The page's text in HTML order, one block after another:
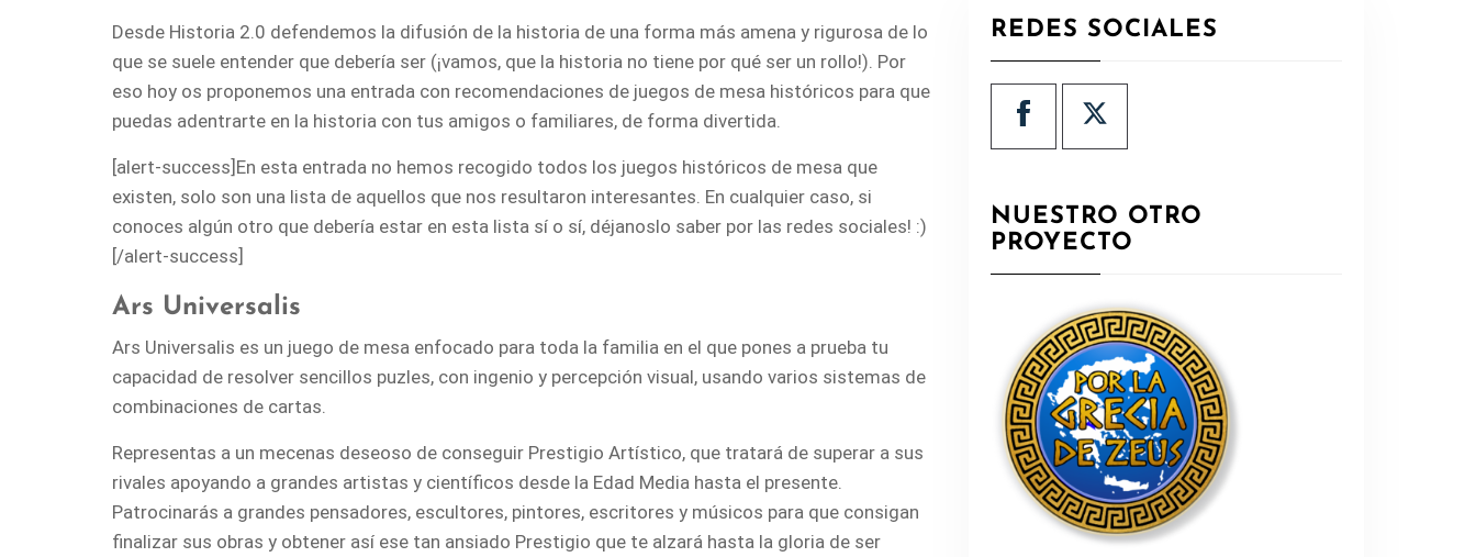
Desde Historia 2.0 defendemos la difusión de la historia de una forma más amena y rigurosa de lo
que se suele entender que debería ser (¡vamos, que la historia no tiene por qué ser un rollo!). Por
eso hoy os proponemos una entrada con recomendaciones de juegos de mesa históricos para que
puedas adentrarte en la historia con tus amigos o familiares, de forma divertida.
[alert-success]En esta entrada no hemos recogido todos los juegos históricos de mesa que
existen, solo son una lista de aquellos que nos resultaron interesantes. En cualquier caso, si
conoces algún otro que debería estar en esta lista sí o sí, déjanoslo saber por las redes sociales! :)
[/alert-success]
Ars Universalis
Ars Universalis es un juego de mesa enfocado para toda la familia en el que pones a prueba tu
capacidad de resolver sencillos puzles, con ingenio y percepción visual, usando varios sistemas de
combinaciones de cartas.
Representas a un mecenas deseoso de conseguir Prestigio Artístico, que tratará de superar a sus
rivales apoyando a grandes artistas y científicos desde la Edad Media hasta el presente.
Patrocinarás a grandes pensadores, escultores, pintores, escritores y músicos para que consigan
finalizar sus obras y obtener así ese tan ansiado Prestigio que te alzará hasta la gloria de ser
REDES SOCIALES
NUESTRO OTRO
PROYECTO